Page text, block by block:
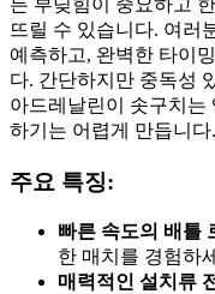
든 부딪힘이 중요하고
뜨릴 수 있습니다. 여러
예측하고, 완벽한 타이
다. 간단하지만 중독성
아드레날린이 솟구치는
하기는 어렵게 만듭니다.
주요 특징:
빠른 속도의 배틀
한 매치를 경험하
매력적인 설치류